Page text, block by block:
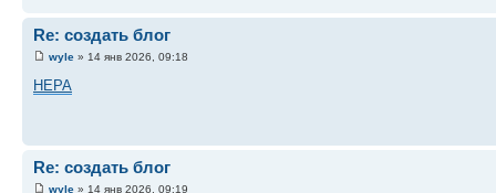
Re: создать блог
wyle » 14 янв 2026, 09:18
HEPA
Re: создать блог
wyle » 14 янв 2026, 09:19